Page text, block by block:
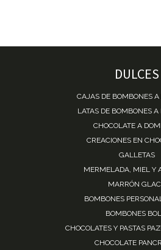
DULCES
CAJAS DE BOMBONES A
LATAS DE BOMBONES A
CHOCOLATE A
CREACIONES EN
GALLETAS
MERMELADA, MIEL Y
MARRÓN
BOMBONES
BOMBONES
CHOCOLATES Y PASTAS
CHOCOLATE